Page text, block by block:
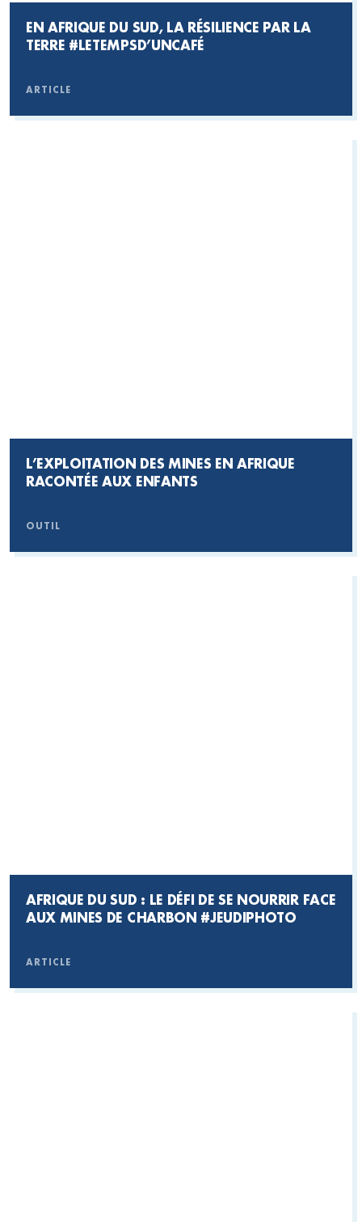
EN AFRIQUE DU SUD, LA RÉSILIENCE PAR LA
TERRE #LETEMPSD’UNCAFÉ
ARTICLE
L’EXPLOITATION DES MINES EN AFRIQUE
RACONTÉE AUX ENFANTS
OUTIL
AFRIQUE DU SUD : LE DÉFI DE SE NOURRIR FACE
AUX MINES DE CHARBON #JEUDIPHOTO
ARTICLE